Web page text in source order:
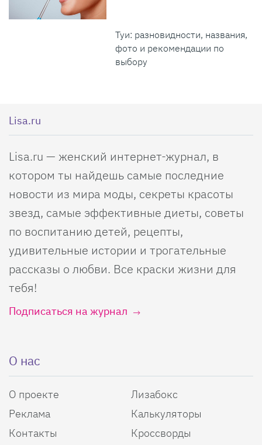
Туи: разновидности, названия,
фото и рекомендации по
выбору
Lisa.ru
Lisa.ru — женский интернет-журнал, в
котором ты найдешь самые последние
новости из мира моды, секреты красоты
звезд, самые эффективные диеты, советы
по воспитанию детей, рецепты,
удивительные истории и трогательные
рассказы о любви. Все краски жизни для
тебя!
Подписаться на журнал
О нас
О проекте
Реклама
Контакты
Лизабокс
Калькуляторы
Кроссворды